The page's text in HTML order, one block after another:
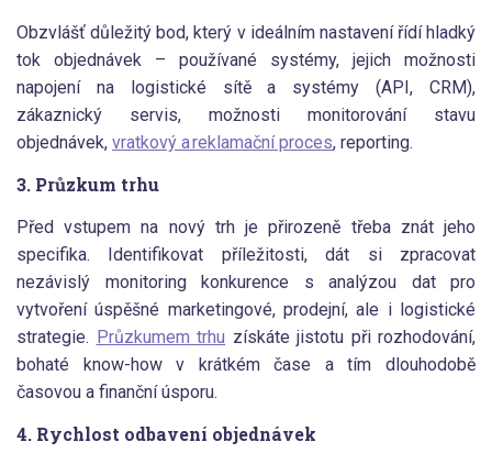
Obzvlášť důležitý bod, který v ideálním nastavení řídí hladký
tok objednávek – používané systémy, jejich možnosti
napojení na logistické sítě a systémy (API, CRM),
zákaznický servis, možnosti monitorování stavu
objednávek, vratkový a reklamační proces, reporting.
3. Průzkum trhu
Před vstupem na nový trh je přirozeně třeba znát jeho
specifika. Identifikovat příležitosti, dát si zpracovat
nezávislý monitoring konkurence s analýzou dat pro
vytvoření úspěšné marketingové, prodejní, ale i logistické
strategie. Průzkumem trhu získáte jistotu při rozhodování,
bohaté know-how v krátkém čase a tím dlouhodobě
časovou a finanční úsporu.
4. Rychlost odbavení objednávek